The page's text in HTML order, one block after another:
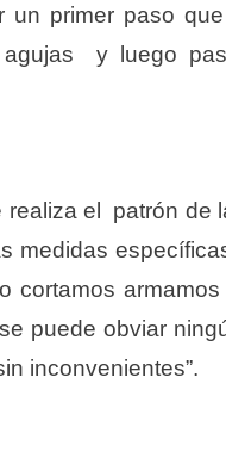
un primer paso
y luego
el patrón de
medidas
cortamos
puede obviar
inconvenientes”.